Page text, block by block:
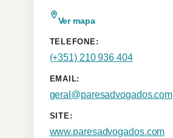
Ver mapa
TELEFONE:
(+351) 210 936 404
EMAIL:
geral@paresadvogados.com
SITE:
www.paresadvogados.com